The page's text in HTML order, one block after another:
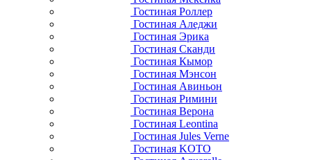
Гостиная Роллер
Гостиная Аледжи
Гостиная Эрика
Гостиная Сканди
Гостиная Кымор
Гостиная Мэнсон
Гостиная Авиньон
Гостиная Римини
Гостиная Верона
Гостиная Leontina
Гостиная Jules Verne
Гостиная KOTO